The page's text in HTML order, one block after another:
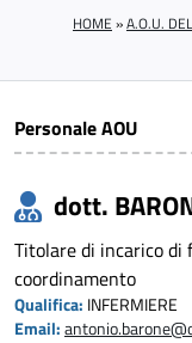
HOME »A.O.U.
Personale AOU
dott.
Titolare di incarico di
coordinamento
Qualifica: INFERMIERE
Email: